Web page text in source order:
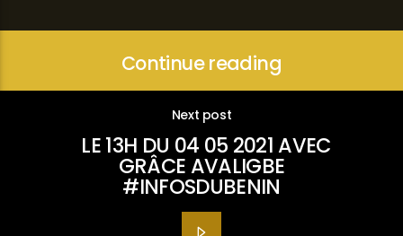
Continue reading
Next post
LE 13H DU 04 05 2021 AVEC
GRÂCE AVALIGBE
#INFOSDUBENIN